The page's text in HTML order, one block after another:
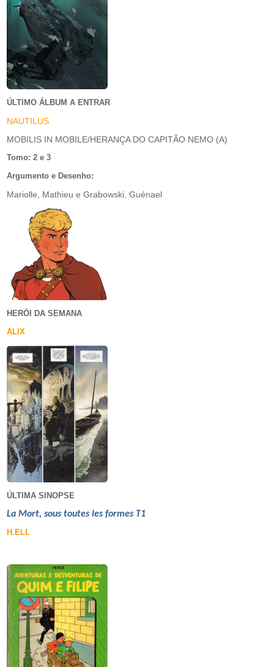
ÚLTIMO ÁLBUM A ENTRAR
NAUTILUS
MOBILIS IN MOBILE/HERANÇA DO CAPITÃO NEMO (A)
Tomo: 2 e 3
Argumento e Desenho:
Mariolle, Mathieu e Grabowski, Guénael
HERÓI DA SEMANA
ALIX
ÚLTIMA SINOPSE
La Mort, sous toutes les formes T1
H.ELL